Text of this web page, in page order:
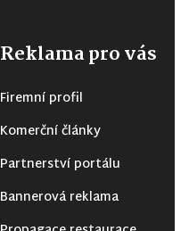
Reklama pro vás
Firemní profil
Komerční články
Partnerství portálu
Bannerová reklama